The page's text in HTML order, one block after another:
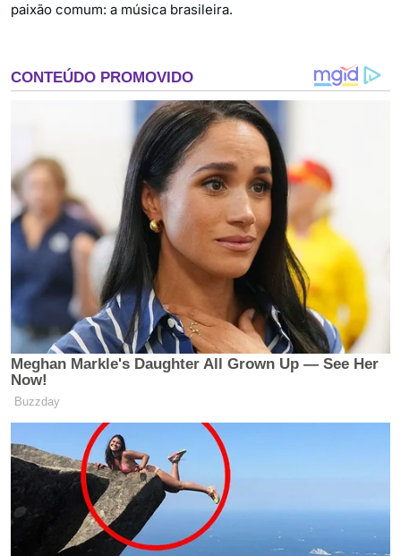
paixão comum: a música brasileira.